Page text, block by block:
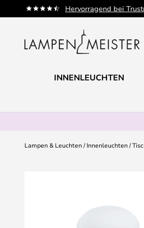
Hervorragend bei
Zum
Inhalt
INNENLEUCHTEN
Lampen & Leuchten Innenleuchten